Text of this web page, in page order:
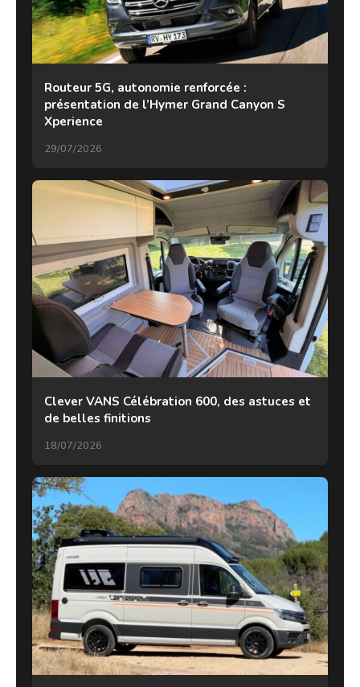
Routeur 5G, autonomie renforcée :
présentation de l’Hymer Grand Canyon S
Xperience
29/07/2026
Clever VANS Célébration 600, des astuces et
de belles finitions
18/07/2026